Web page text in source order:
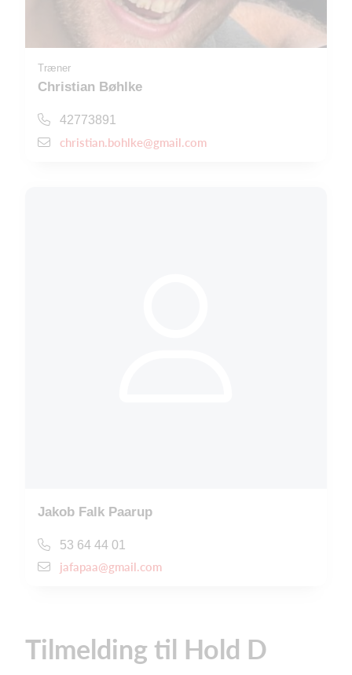
Træner
Christian Bøhlke
42773891
christian.bohlke@gmail.com
Jakob Falk Paarup
53 64 44 01
jafapaa@gmail.com
Tilmelding til Hold D